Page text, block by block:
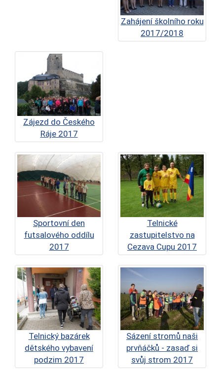
Zahájení školního roku
2017/2018
Zájezd do Českého
Ráje 2017
Sportovní den
futsalového oddílu
2017
Telnické
zastupitelstvo na
Cezava Cupu 2017
Telnický bazárek
dětského vybavení
podzim 2017
Sázení stromů naši
prvňáčků - zasaď si
svůj strom 2017